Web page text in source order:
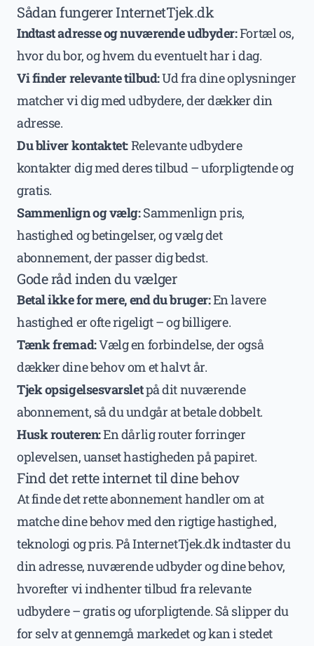
Sådan fungerer InternetTjek.dk
Indtast adresse og nuværende udbyder:Fortæl os,
hvor du bor, og hvem du eventuelt har i dag.
Vi finder relevante tilbud:Ud fra dine oplysninger
matcher vi dig med udbydere, der dækker din
adresse.
Du bliver kontaktet:Relevante udbydere
kontakter dig med deres tilbud – uforpligtende og
gratis.
Sammenlign og vælg:Sammenlign pris,
hastighed og betingelser, og vælg det
abonnement, der passer dig bedst.
Gode råd inden du vælger
Betal ikke for mere, end du bruger:En lavere
hastighed er ofte rigeligt – og billigere.
Tænk fremad:Vælg en forbindelse, der også
dækker dine behov om et halvt år.
Tjek opsigelsesvarsletpå dit nuværende
abonnement, så du undgår at betale dobbelt.
Husk routeren:En dårlig router forringer
oplevelsen, uanset hastigheden på papiret.
Find det rette internet til dine behov
At finde det rette abonnement handler om at
matche dine behov med den rigtige hastighed,
teknologi og pris. På InternetTjek.dk indtaster du
din adresse, nuværende udbyder og dine behov,
hvorefter vi indhenter tilbud fra relevante
udbydere – gratis og uforpligtende. Så slipper du
for selv at gennemgå markedet og kan i stedet